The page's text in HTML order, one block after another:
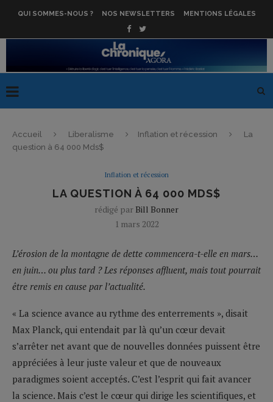
QUI SOMMES-NOUS ? NOS NEWSLETTERS MENTIONS LÉGALES
Accueil Liberalisme Inflation et récession
La
question à 64 000 Mds$
Inflation et récession
LA QUESTION À 64 000 MDS$
rédigé par Bill Bonner
1 mars 2022
L’érosion de la montagne de dette commencera-t-elle en mars…
en juin… ou plus tard ? Les réponses affluent, mais tout pourrait
être remis en cause par l’actualité.
« La science avance au rythme des enterrements », disait
Max Planck, qui entendait par là qu’un cœur devait
s’arrêter net avant que de nouvelles données puissent être
appréciées à leur juste valeur et que de nouveaux
paradigmes soient acceptés. C’est l’esprit qui fait avancer
la science. Mais c’est le cœur qui dirige les scientifiques, et